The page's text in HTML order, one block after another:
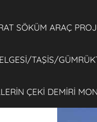
SÖKÜM ARAÇ
TAŞİS/
ÇEKİ DEMİRİ